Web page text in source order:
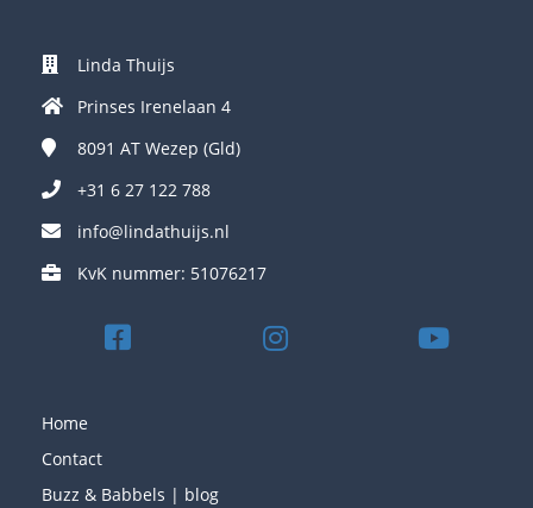
Linda Thuijs
Prinses Irenelaan 4
8091 AT Wezep (Gld)
+31 6 27 122 788
info@lindathuijs.nl
KvK nummer: 51076217
Home
Contact
Buzz & Babbels | blog